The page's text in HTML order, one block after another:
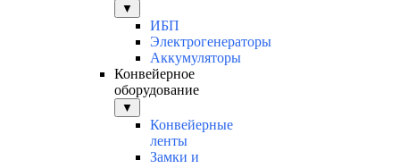
▼
ИБП
Электрогенераторы
Аккумуляторы
Конвейерное
оборудование
▼
Конвейерные
ленты
Замки и